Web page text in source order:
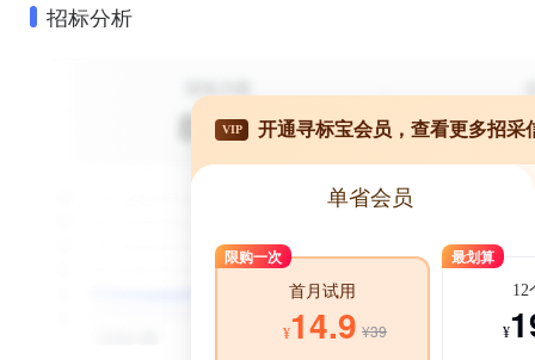
招标分析
VIP 开通寻标宝会员，查看更多招采
单省会员
限购一次
首月试用
¥14.9 ¥39
最划算
12
¥